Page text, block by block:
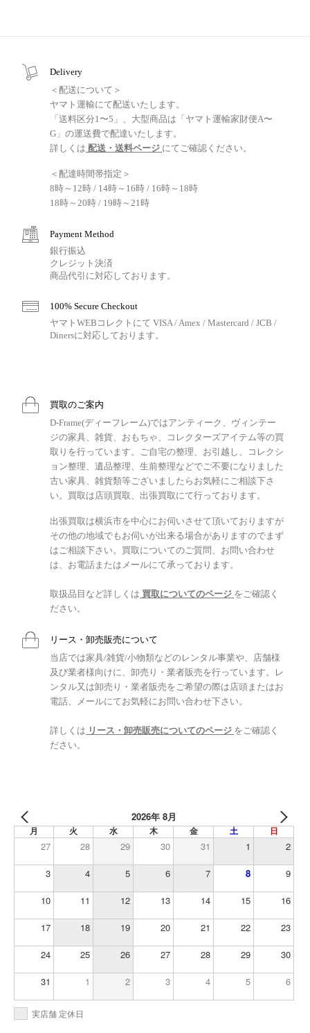
Delivery
＜配送について＞
ヤマト運輸にて配送いたします。
「送料区分1〜5」、大型商品は「ヤマト運輸家財便A〜
G」の運送費で配達いたします。
詳しくは 配送・送料ページ にてご確認ください。
＜配達時間帯指定＞
8時～12時 / 14時～16時 / 16時～18時
18時～20時 / 19時～21時
Payment Method
銀行振込
クレジット決済
商品代引に対応しております。
100% Secure Checkout
ヤマトWEBコレクトにて VISA / Amex / Mastercard / JCB /
Dinersに対応しております。
買取のご案内
D-Frame(ディーフレーム)ではアンティーク、ヴィンテー
ジの家具、雑貨、おもちゃ、コレクターズアイテム等の買
取りを行っています。ご自宅の整理、お引越し、コレクシ
ョン整理、遺品整理、生前整理などでご不要になりました
古い家具、雑貨類等ございましたらお気軽にご相談下さ
い。買取は店頭買取、出張買取にて行っております。
出張買取は横浜市を中心にお伺いさせて頂いておりますが
その他の地域でもお伺いが出来る場合がありますのでまず
はご相談下さい。買取についてのご質問、お問い合わせ
は、お電話またはメールにて承っております。
取扱品目など詳しくは 買取についてのページ をご確認く
ださい。
リース・卸売販売について
当店では家具/雑貨/小物類などのレンタル事業や、店舗様
及び業者様向けに、卸売り・業者販売を行っています。レ
ンタル又は卸売り・業者販売をご希望の際は店頭またはお
電話、メールにてお気軽にお問い合わせ下さい。
詳しくは リース・卸売販売についてのページ をご確認く
ださい。
2026年 8月
月 火 水 木 金 土 日
27 28 29 30 31 1 2
3 4 5 6 7 8 9
10 11 12 13 14 15 16
17 18 19 20 21 22 23
24 25 26 27 28 29 30
31 1 2 3 4 5 6
実店舗 定休日